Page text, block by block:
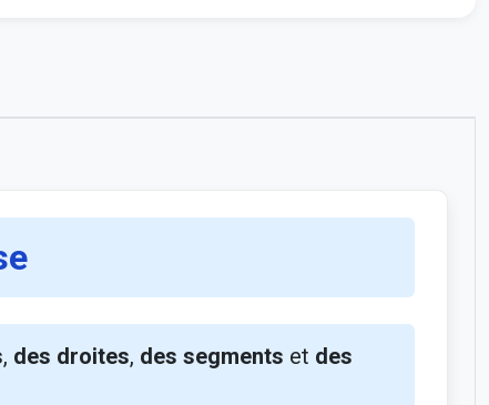
, des droites, des segments et des